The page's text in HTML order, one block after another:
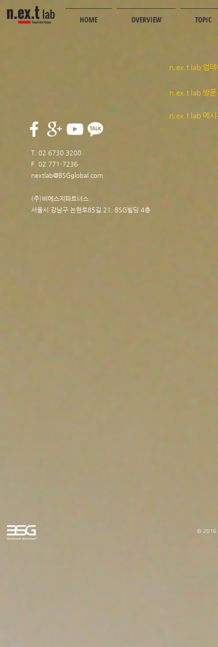
HOME OVERVIEW TOPIC
T. 02 6730 3200
F. 02 771-7236
nextlab@BSGglobal.com
(주)비에스지파트너스
서울시 강남구 논현로85길 21, BSG빌딩 4층
n.ex.t lab 업데
n.ex.t lab 방문
n.ex.t lab 메시
© 2016